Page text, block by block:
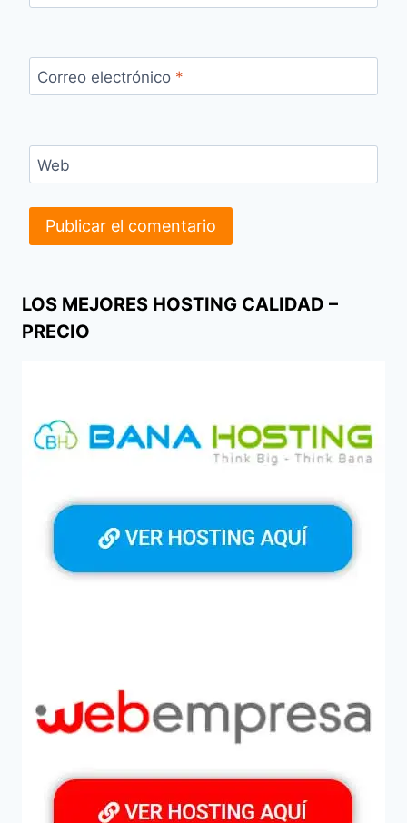
Correo electrónico *
Web
LOS MEJORES HOSTING CALIDAD –
PRECIO